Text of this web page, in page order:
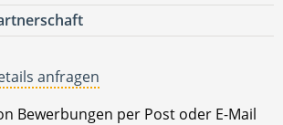
anfragen
Bewerbungen per Post oder E-Mail